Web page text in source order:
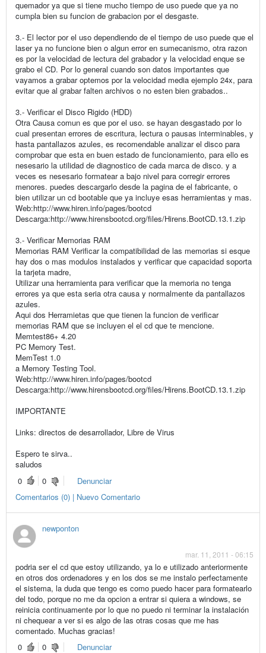
quemador ya que si tiene mucho tiempo de uso puede que ya no
cumpla bien su funcion de grabacion por el desgaste.
3.- El lector por el uso dependiendo de el tiempo de uso puede que el
laser ya no funcione bien o algun error en sumecanismo, otra razon
es por la velocidad de lectura del grabador y la velocidad enque se
grabo el CD. Por lo general cuando son datos importantes que
vayamos a grabar optemos por la velocidad media ejemplo 24x, para
evitar que al grabar falten archivos o no esten bien grabados..
3.- Verificar el Disco Rigido (HDD)
Otra Causa comun es que por el uso. se hayan desgastado por lo
cual presentan errores de escritura, lectura o pausas interminables, y
hasta pantallazos azules, es recomendable analizar el disco para
comprobar que esta en buen estado de funcionamiento, para ello es
nesesario la utilidad de diagnostico de cada marca de disco. y a
veces es nesesario formatear a bajo nivel para corregir errores
menores. puedes descargarlo desde la pagina de el fabricante, o
bien utilizar un cd bootable que ya incluye esas herramientas y mas.
Web:http://www.hiren.info/pages/bootcd
Descarga:http://www.hirensbootcd.org/files/Hirens.BootCD.13.1.zip
3.- Verificar Memorias RAM
Memorias RAM Verificar la compatibilidad de las memorias si esque
hay dos o mas modulos instalados y verificar que capacidad soporta
la tarjeta madre,
Utilizar una herramienta para verificar que la memoria no tenga
errores ya que esta seria otra causa y normalmente da pantallazos
azules.
Aqui dos Herramietas que que tienen la funcion de verificar
memorias RAM que se incluyen el el cd que te mencione.
Memtest86+ 4.20
PC Memory Test.
MemTest 1.0
a Memory Testing Tool.
Web:http://www.hiren.info/pages/bootcd
Descarga:http://www.hirensbootcd.org/files/Hirens.BootCD.13.1.zip
IMPORTANTE
Links: directos de desarrollador, Libre de Virus
Espero te sirva..
saludos
0
0
Denunciar
Comentarios (0) | Nuevo Comentario
newponton
mar. 11, 2011 - 06:15
podria ser el cd que estoy utilizando, ya lo e utilizado anteriormente
en otros dos ordenadores y en los dos se me instalo perfectamente
el sistema, la duda que tengo es como puedo hacer para formatearlo
del todo, porque no me da opcion a entrar si quiera a windows, se
reinicia continuamente por lo que no puedo ni terminar la instalación
ni chequear a ver si es algo de las otras cosas que me has
comentado. Muchas gracias!
0
0
Denunciar